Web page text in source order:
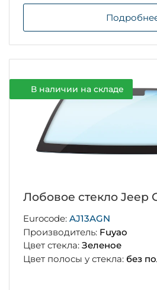
В наличии на складе
Лобовое стекло Jeep
Eurocode: AJ13AGN
Производитель: Fuyao
Цвет стекла: Зеленое
Цвет полосы у стекла: без